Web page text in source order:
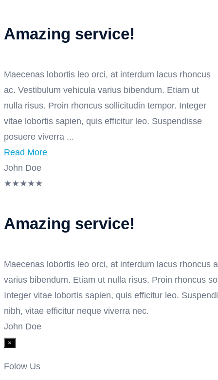
Amazing service!
Maecenas lobortis leo orci, at interdum lacus rhoncus
ac. Vestibulum vehicula varius bibendum. Etiam ut
nulla risus. Proin rhoncus sollicitudin tempor. Integer
vitae lobortis sapien, quis efficitur leo. Suspendisse
posuere viverra ...
Read More
John Doe
★★★★★
Amazing service!
Maecenas lobortis leo orci, at interdum lacus rhoncus
varius bibendum. Etiam ut nulla risus. Proin rhoncus
Integer vitae lobortis sapien, quis efficitur leo.
nibh, vitae efficitur neque viverra nec.
John Doe
×
Folow Us